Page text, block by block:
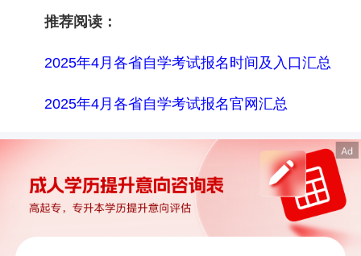
推荐阅读：
2025年4月各省自学考试报名时间及入口汇总
2025年4月各省自学考试报名官网汇总